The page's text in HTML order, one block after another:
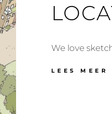
We love
LEES MEER